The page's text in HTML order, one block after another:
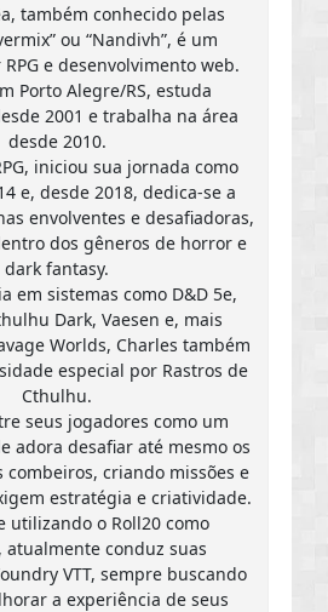
também conhecido pelas
ou “Nandivh”, é um
e desenvolvimento web.
Porto Alegre/RS, estuda
2001 e trabalha na área
desde 2010.
iniciou sua jornada como
e, desde 2018, dedica-se a
envolventes e desafiadoras,
dos gêneros de horror e
dark fantasy.
em sistemas como D&D 5e,
Dark, Vaesen e, mais
Worlds, Charles também
especial por Rastros de
Cthulhu.
seus jogadores como um
adora desafiar até mesmo os
combeiros, criando missões e
estratégia e criatividade.
utilizando o Roll20 como
atualmente conduz suas
VTT, sempre buscando
a experiência de seus